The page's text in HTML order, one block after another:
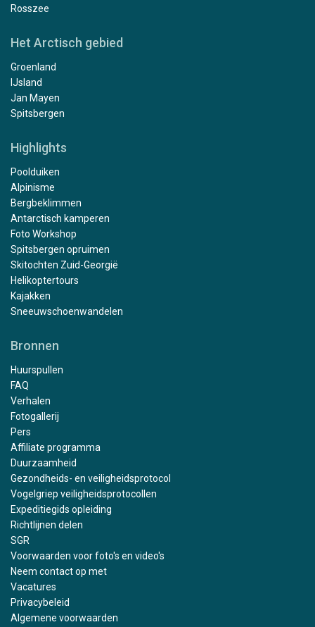
Rosszee
Het Arctisch gebied
Groenland
IJsland
Jan Mayen
Spitsbergen
Highlights
Poolduiken
Alpinisme
Bergbeklimmen
Antarctisch kamperen
Foto Workshop
Spitsbergen opruimen
Skitochten Zuid-Georgië
Helikoptertours
Kajakken
Sneeuwschoenwandelen
Bronnen
Huurspullen
FAQ
Verhalen
Fotogallerij
Pers
Affiliate programma
Duurzaamheid
Gezondheids- en veiligheidsprotocol
Vogelgriep veiligheidsprotocollen
Expeditiegids opleiding
Richtlijnen delen
SGR
Voorwaarden voor foto's en video's
Neem contact op met
Vacatures
Privacybeleid
Algemene voorwaarden